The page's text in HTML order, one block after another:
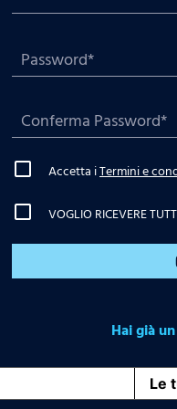
Accetta iTermini e
VOGLIO RICEVERE
Hai già
Le